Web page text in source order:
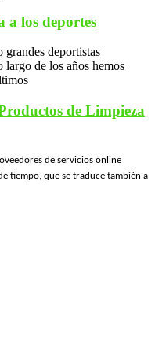
a los deportes
grandes deportistas
de los años hemos
de Limpieza
de servicios online
tiempo, que se traduce también a